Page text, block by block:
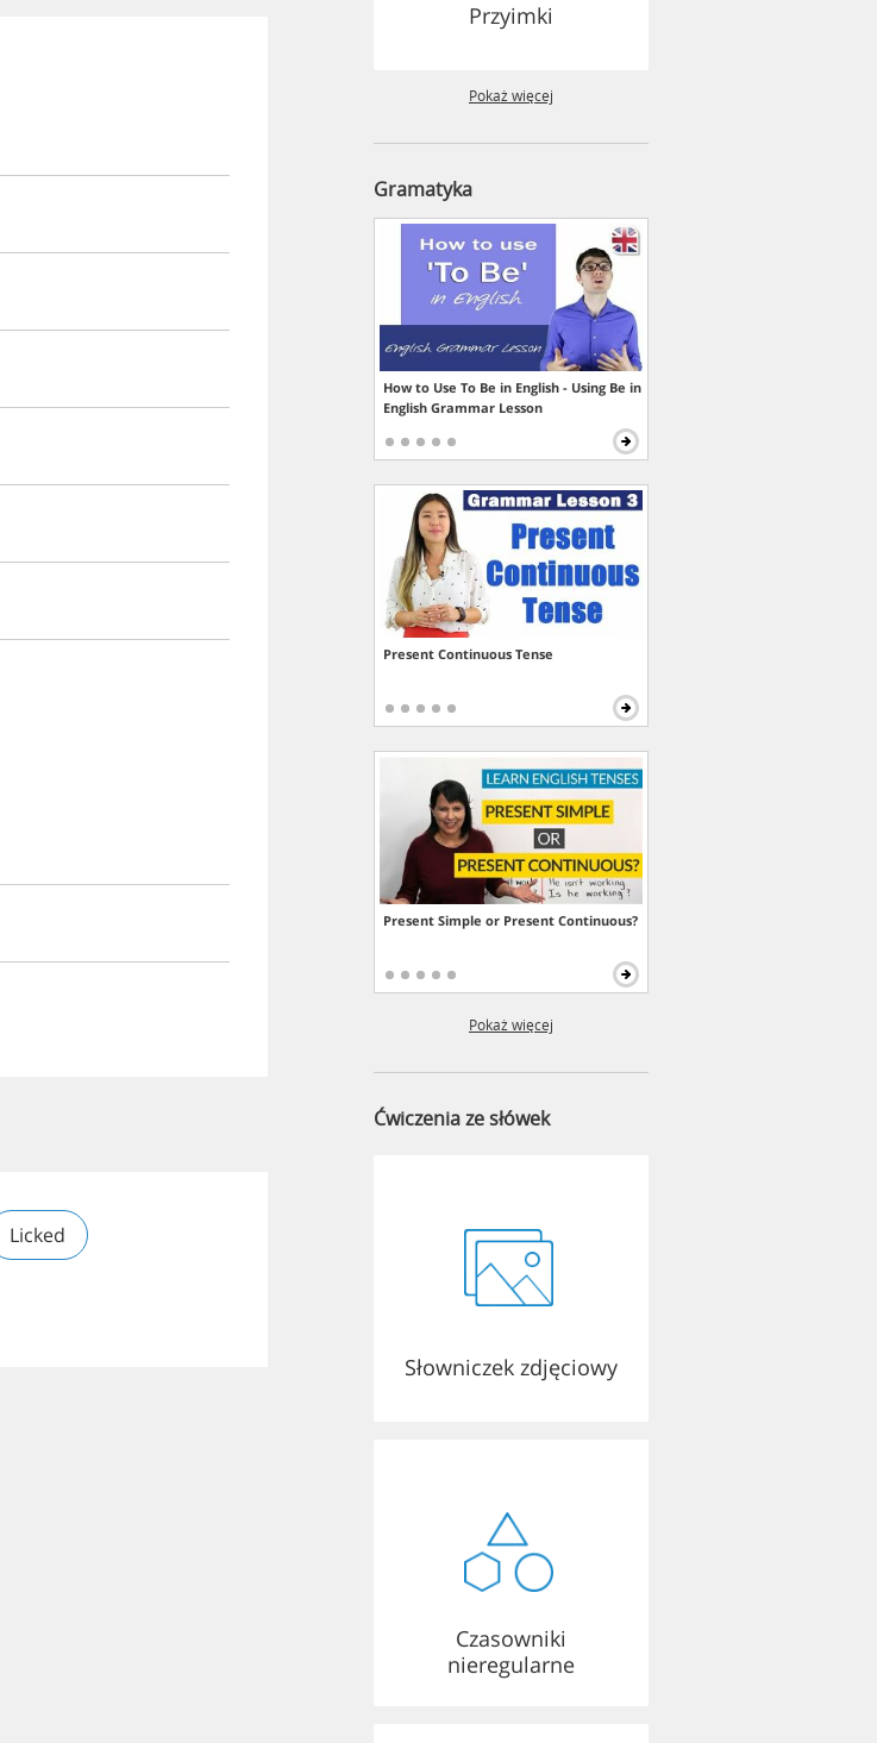
Licked
Przyimki
Pokaż więcej
Gramatyka
How to Use To Be in English - Using Be in
English Grammar Lesson
Present Continuous Tense
Present Simple or Present Continuous?
Pokaż więcej
Ćwiczenia ze słówek
Słowniczek zdjęciowy
Czasowniki
nieregularne